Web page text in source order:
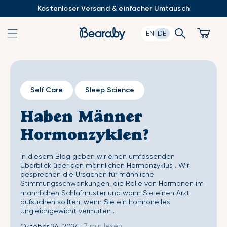
Kostenloser Versand & einfacher Umtausch
EN DE Search Cart
Self Care Sleep Science
Haben Männer
Hormonzyklen?
In diesem Blog geben wir einen umfassenden
Überblick über den männlichen Hormonzyklus . Wir
besprechen die Ursachen für männliche
Stimmungsschwankungen, die Rolle von Hormonen im
männlichen Schlafmuster und wann Sie einen Arzt
aufsuchen sollten, wenn Sie ein hormonelles
Ungleichgewicht vermuten .